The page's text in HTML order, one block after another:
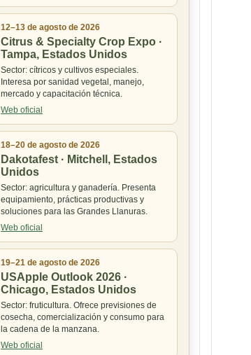
12–13 de agosto de 2026
Citrus & Specialty Crop Expo ·
Tampa, Estados Unidos
Sector: cítricos y cultivos especiales.
Interesa por sanidad vegetal, manejo,
mercado y capacitación técnica.
Web oficial
18–20 de agosto de 2026
Dakotafest · Mitchell, Estados
Unidos
Sector: agricultura y ganadería. Presenta
equipamiento, prácticas productivas y
soluciones para las Grandes Llanuras.
Web oficial
19–21 de agosto de 2026
USApple Outlook 2026 ·
Chicago, Estados Unidos
Sector: fruticultura. Ofrece previsiones de
cosecha, comercialización y consumo para
la cadena de la manzana.
Web oficial